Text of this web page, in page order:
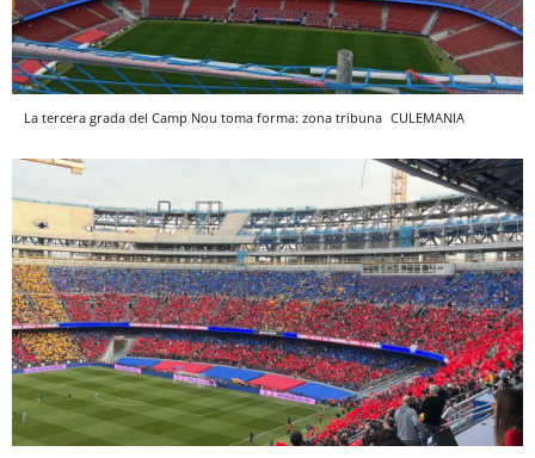
La tercera grada del Camp Nou toma forma: zona tribuna CULEMANIA